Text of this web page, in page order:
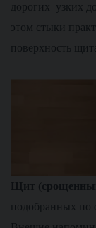
дорогих узких
этом стыки
поверхность
Щит
подобранных по